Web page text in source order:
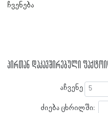
ჩვენება
პირთან დაკავშირებული
აჩვენე
ძიება ცხრილში: